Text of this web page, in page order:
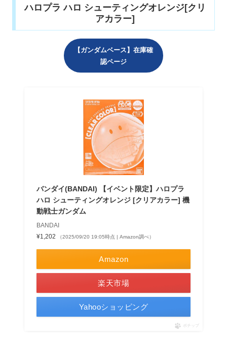
ハロプラ ハロ シューティングオレンジ[クリ
アカラー]
【ガンダムベース】在庫確
認ページ
バンダイ(BANDAI) 【イベント限定】ハロプラ
ハロ シューティングオレンジ [クリアカラー] 機
動戦士ガンダム
BANDAI
¥1,202
（2025/09/20 19:05時点 | Amazon調べ）
Amazon
楽天市場
Yahooショッピング
ポチップ